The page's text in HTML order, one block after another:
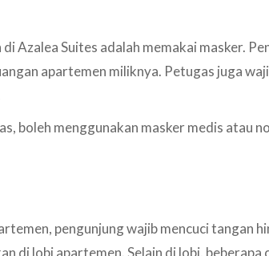
Azalea Suites adalah memakai masker.
apartemen miliknya. Petugas juga
boleh menggunakan masker medis atau
pengunjung wajib mencuci tangan
di lobi apartemen. Selain di lobi,